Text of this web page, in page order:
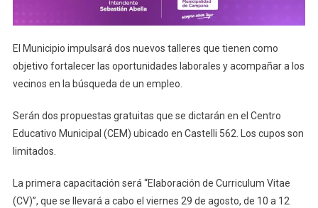
El Municipio impulsará dos nuevos talleres que tienen como
objetivo fortalecer las oportunidades laborales y acompañar a los
vecinos en la búsqueda de un empleo.
Serán dos propuestas gratuitas que se dictarán en el Centro
Educativo Municipal (CEM) ubicado en Castelli 562. Los cupos son
limitados.
La primera capacitación será “Elaboración de Curriculum Vitae
(CV)”, que se llevará a cabo el viernes 29 de agosto, de 10 a 12